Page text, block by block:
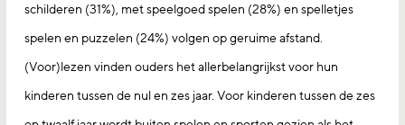
schilderen (31%), met speelgoed spelen (28%) en spelletjes
spelen en puzzelen (24%) volgen op geruime afstand.
(Voor)lezen vinden ouders het allerbelangrijkst voor hun
kinderen tussen de nul en zes jaar. Voor kinderen tussen de zes